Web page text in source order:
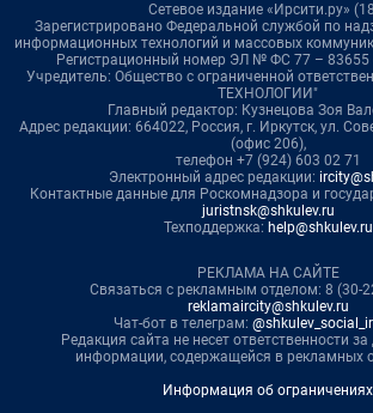
Сетевое издание «Ирсити.ру»
Зарегистрировано Федеральной службой по
информационных технологий и массовых
Регистрационный номер ЭЛ № ФС 77 – 83655
Учредитель: Общество с ограниченной
ТЕХНОЛОГИИ"
Главный редактор: Кузнецова Зоя
Адрес редакции: 664022, Россия, г. Иркутск, ул.
(офис 206),
телефон +7 (924) 603 02 71
Электронный адрес редакции:
Контактные данные для Роскомнадзора и
juristnsk@shkulev.ru
Техподдержка: help@shkulev.ru
РЕКЛАМА НА САЙТЕ
Связаться с рекламным отделом: 8 (30-
reklamaircity@shkulev.ru
Чат-бот в телеграм:
Редакция сайта не несет ответственности
информации, содержащейся в рекламных
Информация об ограничениях